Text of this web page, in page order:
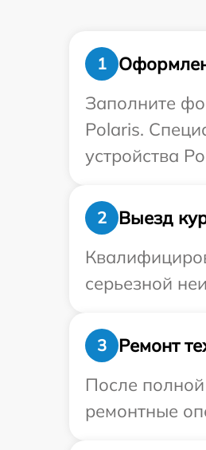
1
Заполните
Polaris.
устройства
2
Выезд
серьезной
3
Ремонт
После
ремонтные